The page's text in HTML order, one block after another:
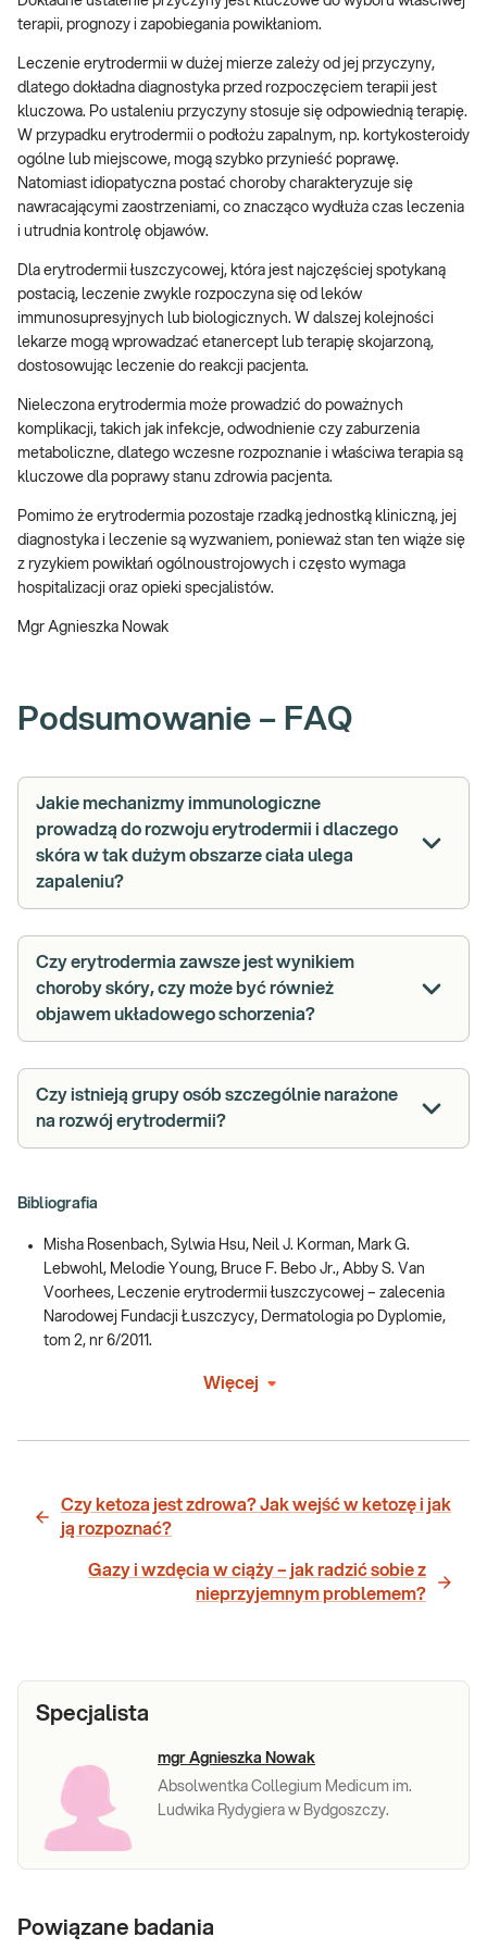
terapii, prognozy i zapobiegania powikłaniom.
Leczenie erytrodermii w dużej mierze zależy od jej przyczyny,
dlatego dokładna diagnostyka przed rozpoczęciem terapii jest
kluczowa. Po ustaleniu przyczyny stosuje się odpowiednią terapię.
W przypadku erytrodermii o podłożu zapalnym, np. kortykosteroidy
ogólne lub miejscowe, mogą szybko przynieść poprawę.
Natomiast idiopatyczna postać choroby charakteryzuje się
nawracającymi zaostrzeniami, co znacząco wydłuża czas leczenia
i utrudnia kontrolę objawów.
Dla erytrodermii łuszczycowej, która jest najczęściej spotykaną
postacią, leczenie zwykle rozpoczyna się od leków
immunosupresyjnych lub biologicznych. W dalszej kolejności
lekarze mogą wprowadzać etanercept lub terapię skojarzoną,
dostosowując leczenie do reakcji pacjenta.
Nieleczona erytrodermia może prowadzić do poważnych
komplikacji, takich jak infekcje, odwodnienie czy zaburzenia
metaboliczne, dlatego wczesne rozpoznanie i właściwa terapia są
kluczowe dla poprawy stanu zdrowia pacjenta.
Pomimo że erytrodermia pozostaje rzadką jednostką kliniczną, jej
diagnostyka i leczenie są wyzwaniem, ponieważ stan ten wiąże się
z ryzykiem powikłań ogólnoustrojowych i często wymaga
hospitalizacji oraz opieki specjalistów.
Mgr Agnieszka Nowak
Podsumowanie – FAQ
Jakie mechanizmy immunologiczne
prowadzą do rozwoju erytrodermii i dlaczego
skóra w tak dużym obszarze ciała ulega
zapaleniu?
Czy erytrodermia zawsze jest wynikiem
choroby skóry, czy może być również
objawem układowego schorzenia?
Czy istnieją grupy osób szczególnie narażone
na rozwój erytrodermii?
Bibliografia
Misha Rosenbach, Sylwia Hsu, Neil J. Korman, Mark G.
Lebwohl, Melodie Young, Bruce F. Bebo Jr., Abby S. Van
Voorhees, Leczenie erytrodermii łuszczycowej – zalecenia
Narodowej Fundacji Łuszczycy, Dermatologia po Dyplomie,
tom 2, nr 6/2011.
Więcej
Czy ketoza jest zdrowa? Jak wejść w ketozę i jak
ją rozpoznać?
Gazy i wzdęcia w ciąży – jak radzić sobie z
nieprzyjemnym problemem?
Specjalista
mgr Agnieszka Nowak
Absolwentka Collegium Medicum im.
Ludwika Rydygiera w Bydgoszczy.
Powiązane badania